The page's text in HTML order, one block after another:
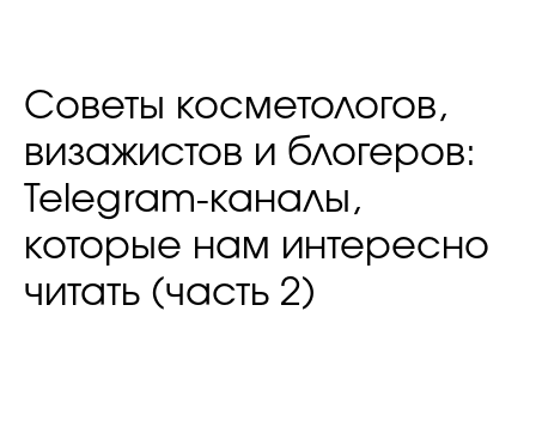
Советы косметологов,
визажистов и блогеров:
Telegram-каналы,
которые нам интересно
читать (часть 2)